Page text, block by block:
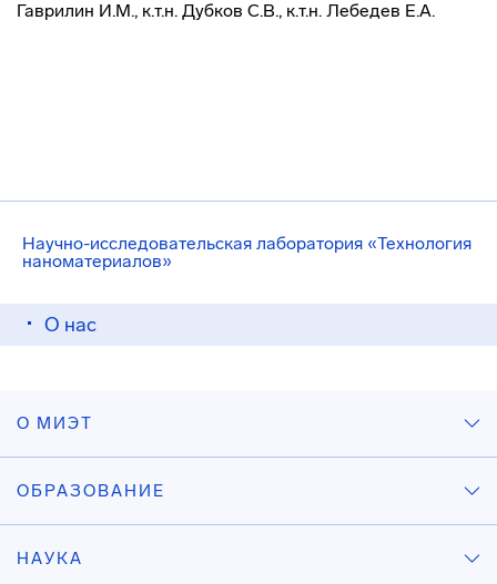
Научно-исследовательская лаборатория «Технология
наноматериалов»
О нас
Гаврилин И.М., к.т.н. Дубков С.В., к.т.н. Лебедев Е.А.
О МИЭТ
ОБРАЗОВАНИЕ
НАУКА